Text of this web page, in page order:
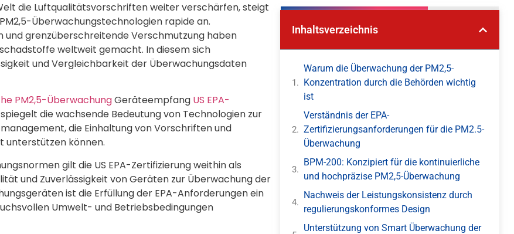
die Luftqualitätsvorschriften weiter verschärfen, steigt
Überwachungstechnologien rapide an.
grenzüberschreitende Verschmutzung haben
weltweit gemacht. In diesem sich
und Vergleichbarkeit der Überwachungsdaten
PM2,5-ÜberwachungGeräteempfang US EPA-
die wachsende Bedeutung von Technologien zur
die Einhaltung von Vorschriften und
unterstützen können.
gilt die US EPA-Zertifizierung weithin als
und Zuverlässigkeit von Geräten zur Überwachung der
ist die Erfüllung der EPA-Anforderungen ein
Umwelt- und Betriebsbedingungen
Inhaltsverzeichnis
Warum die Überwachung der PM2,5-
Konzentration durch die Behörden wichtig
ist
Verständnis der EPA-
Zertifizierungsanforderungen für die PM2.5-
Überwachung
BPM-200: Konzipiert für die kontinuierliche
und hochpräzise PM2,5-Überwachung
Nachweis der Leistungskonsistenz durch
regulierungskonformes Design
Unterstützung von Smart Überwachung der